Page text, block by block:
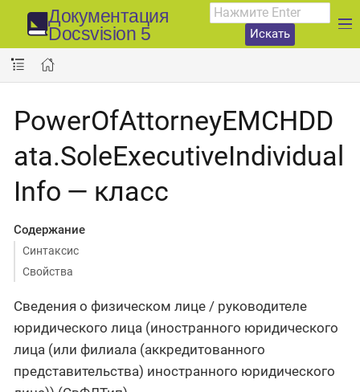
Документация
Docsvision 5
Искать
PowerOfAttorneyEMCHDD
ata.SoleExecutiveIndividual
Info — класс
Содержание
Синтаксис
Свойства
Сведения о физическом лице / руководителе
юридического лица (иностранного юридического
лица (или филиала (аккредитованного
представительства) иностранного юридического